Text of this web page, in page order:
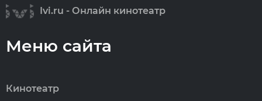
Ivi.ru - Онлайн кинотеатр
Меню сайта
Кинотеатр